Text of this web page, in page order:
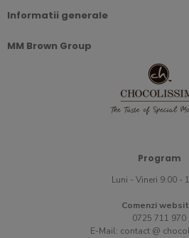
Informatii generale
MM Brown Group
Program
Luni - Vineri 9:00 -
Comenzi
0725 711 970
E-Mail: contact @